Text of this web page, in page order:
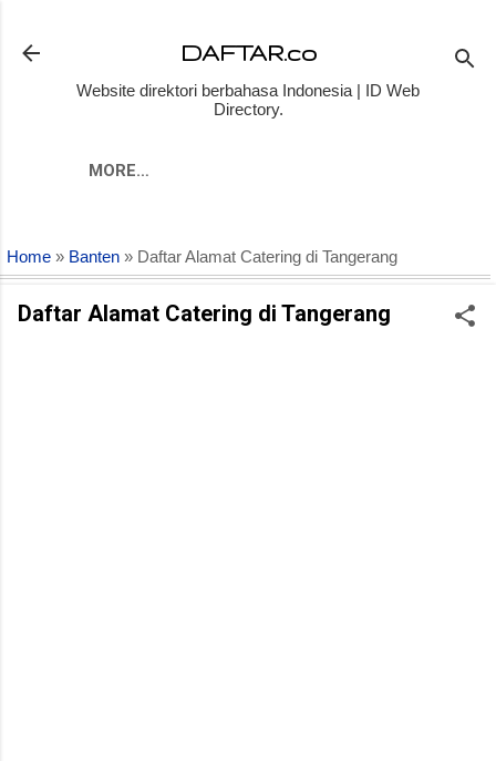
DAFTAR.co
Website direktori berbahasa Indonesia | ID Web
Directory.
MORE…
Home » Banten » Daftar Alamat Catering di Tangerang
Daftar Alamat Catering di Tangerang